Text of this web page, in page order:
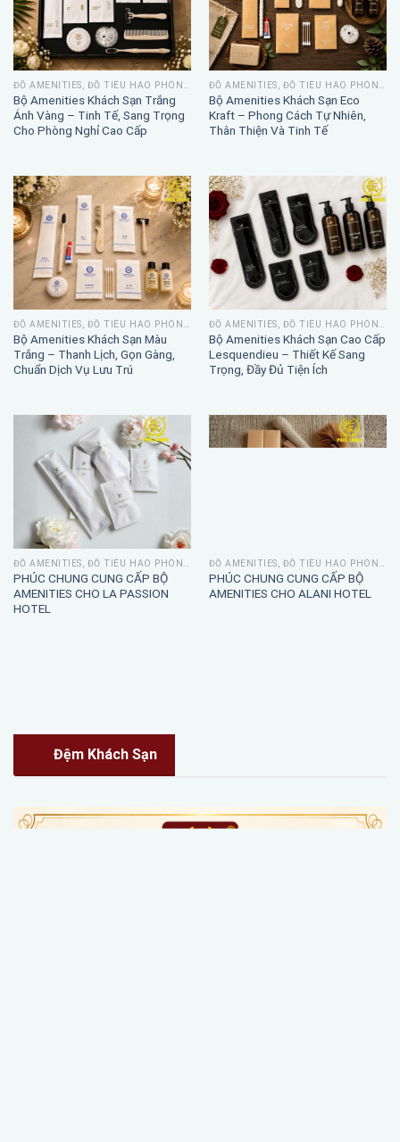
Bộ Amenities Khách Sạn Trắng
Ánh Vàng – Tinh Tế, Sang Trọng
Cho Phòng Nghỉ Cao Cấp
Bộ Amenities Khách Sạn Eco
Kraft – Phong Cách Tự Nhiên,
Thân Thiện Và Tinh Tế
Bộ Amenities Khách Sạn Màu
Trắng – Thanh Lịch, Gọn Gàng,
Chuẩn Dịch Vụ Lưu Trú
Bộ Amenities Khách Sạn Cao Cấp
Lesquendieu – Thiết Kế Sang
Trọng, Đầy Đủ Tiện Ích
PHÚC CHUNG CUNG CẤP BỘ
AMENITIES CHO LA PASSION
HOTEL
PHÚC CHUNG CUNG CẤP BỘ
AMENITIES CHO ALANI HOTEL
Đệm Khách Sạn